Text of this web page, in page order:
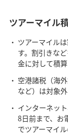
ツアーマイル
ツアーマイル
す。割引きな
金に対して積算
空港諸税（海
など）は対象外
インターネッ
8日前まで、お
でツアーマイ